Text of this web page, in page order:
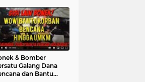
& Bomber
Galang Dana
dan Bantu